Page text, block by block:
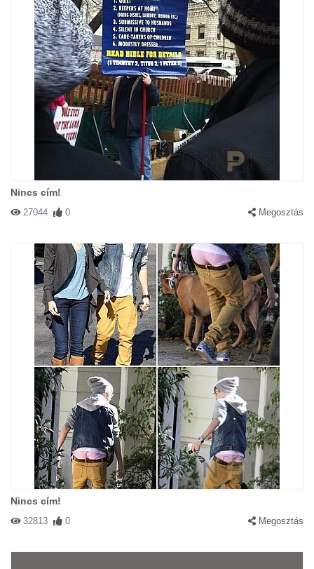
Nincs cím!
27044 0 Megosztás
Nincs cím!
32813 0 Megosztás